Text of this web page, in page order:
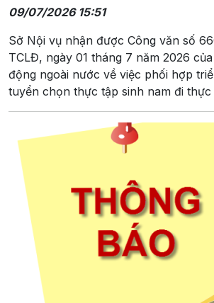
09/07/2026 15:51
Sở Nội vụ nhận được Công văn số
TCLĐ, ngày 01 tháng 7 năm 2026
động ngoài nước về việc phối hợp
tuyển chọn thực tập sinh nam đi